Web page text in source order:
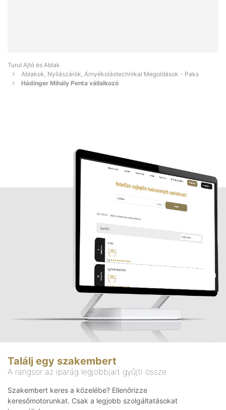
Turul Ajtó és Ablak
Ablakok, Nyílászárók, Árnyékolástechnikai Megoldások - Paks
Hádinger Mihály Penta vállalkozó
Találj egy szakembert
A rangsor az iparág legjobbjait gyűjti össze
Szakembert keres a közelébe? Ellenőrizze
keresőmotorunkat. Csak a legjobb szolgáltatásokat